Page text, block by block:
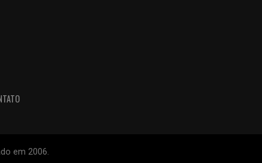
em 2006.